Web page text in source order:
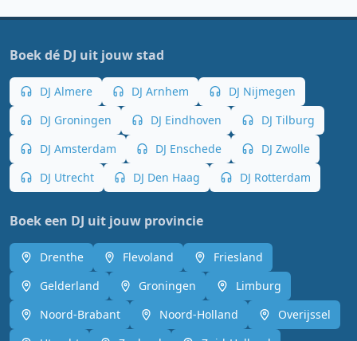
Boek dé DJ uit jouw stad
DJ Almere DJ Arnhem
DJ Nijmegen
DJ Groningen
DJ Eindhoven
DJ Tilburg
DJ Amsterdam
DJ Enschede
DJ Zwolle
DJ Utrecht
DJ Den Haag DJ Rotterdam
Boek een DJ uit jouw provincie
Drenthe Flevoland
Friesland
Gelderland
Groningen
Limburg
Noord-Brabant
Noord-Holland
Overijssel